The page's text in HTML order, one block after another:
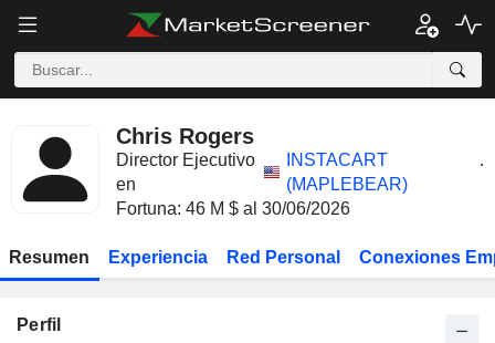
Chris Rogers
Director Ejecutivo
en
INSTACART
(MAPLEBEAR)
.
Fortuna: 46 M $ al 30/06/2026
Resumen Experiencia Red Personal Conexiones
Perfil